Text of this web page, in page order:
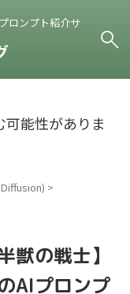
ロンプト紹介サ
能性がありま
>
獣の戦士】
AIプロンプ